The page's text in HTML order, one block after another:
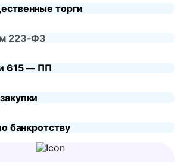
торги
223-ФЗ
615 — ПП
банкротству